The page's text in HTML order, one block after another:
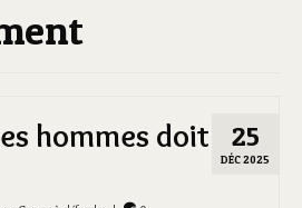
25
DÉC 2025
hommes doit